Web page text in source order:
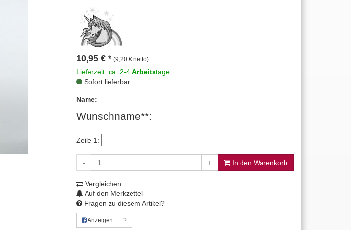
10,95 € * (9,20 € netto)
Lieferzeit: ca. 2-4 Arbeitstage
Sofort lieferbar
Name:
Wunschname**:
Zeile 1:
- + In den Warenkorb
Vergleichen
Auf den Merkzettel
Fragen zu diesem Artikel?
Anzeigen ?